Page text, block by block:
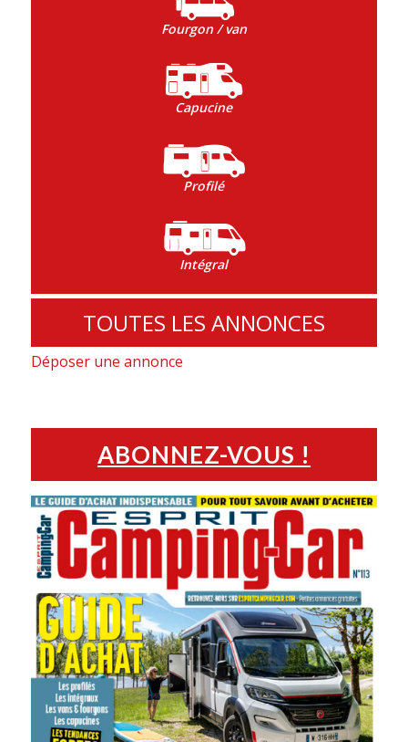
Fourgon / van
Capucine
Profilé
Intégral
TOUTES LES ANNONCES
Déposer une annonce
ABONNEZ-VOUS !